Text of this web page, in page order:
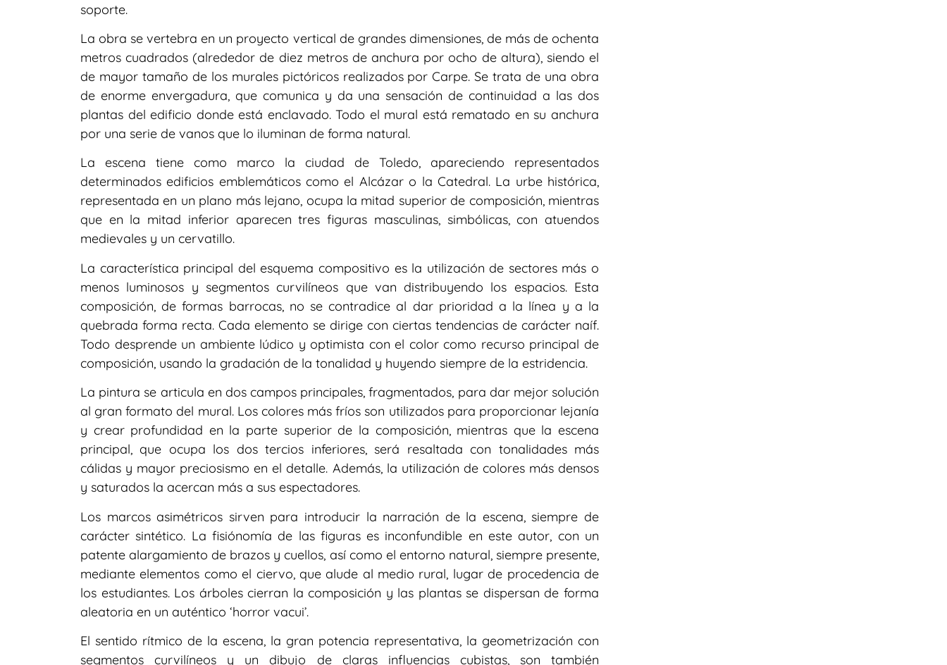
soporte.
La obra se vertebra en un proyecto vertical de grandes dimensiones, de más de ochenta
metros cuadrados (alrededor de diez metros de anchura por ocho de altura), siendo el
de mayor tamaño de los murales pictóricos realizados por Carpe. Se trata de una obra
de enorme envergadura, que comunica y da una sensación de continuidad a las dos
plantas del edificio donde está enclavado. Todo el mural está rematado en su anchura
por una serie de vanos que lo iluminan de forma natural.
La escena tiene como marco la ciudad de Toledo, apareciendo representados
determinados edificios emblemáticos como el Alcázar o la Catedral. La urbe histórica,
representada en un plano más lejano, ocupa la mitad superior de composición, mientras
que en la mitad inferior aparecen tres figuras masculinas, simbólicas, con atuendos
medievales y un cervatillo.
La característica principal del esquema compositivo es la utilización de sectores más o
menos luminosos y segmentos curvilíneos que van distribuyendo los espacios. Esta
composición, de formas barrocas, no se contradice al dar prioridad a la línea y a la
quebrada forma recta. Cada elemento se dirige con ciertas tendencias de carácter naíf.
Todo desprende un ambiente lúdico y optimista con el color como recurso principal de
composición, usando la gradación de la tonalidad y huyendo siempre de la estridencia.
La pintura se articula en dos campos principales, fragmentados, para dar mejor solución
al gran formato del mural. Los colores más fríos son utilizados para proporcionar lejanía
y crear profundidad en la parte superior de la composición, mientras que la escena
principal, que ocupa los dos tercios inferiores, será resaltada con tonalidades más
cálidas y mayor preciosismo en el detalle. Además, la utilización de colores más densos
y saturados la acercan más a sus espectadores.
Los marcos asimétricos sirven para introducir la narración de la escena, siempre de
carácter sintético. La fisiónomía de las figuras es inconfundible en este autor, con un
patente alargamiento de brazos y cuellos, así como el entorno natural, siempre presente,
mediante elementos como el ciervo, que alude al medio rural, lugar de procedencia de
los estudiantes. Los árboles cierran la composición y las plantas se dispersan de forma
aleatoria en un auténtico ‘horror vacui’.
El sentido rítmico de la escena, la gran potencia representativa, la geometrización con
segmentos curvilíneos y un dibujo de claras influencias cubistas, son también